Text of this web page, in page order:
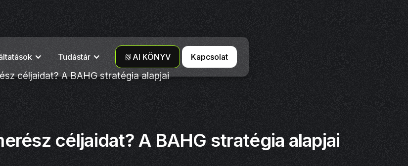
Tudástár 📗AI KÖNYV Kapcsolat
céljaidat? A BAHG stratégia alapjai
céljaidat? A BAHG stratégia alapjai